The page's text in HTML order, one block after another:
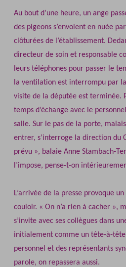
Au bout d’une heure, un ange
des pigeons s’envolent en nuée
clôturées de l’établissement.
directeur de soin et responsable
leurs téléphones pour passer le
la ventilation est interrompu par
visite de la députée est terminée.
temps d’échange avec le
salle. Sur le pas de la porte,
entrer, s’interroge la direction du
prévu », balaie Anne
l’impose, pense‐t‐on
L’arrivée de la presse provoque
couloir. « On n’a rien à cacher »,
s’invite avec ses collègues dans
initialement comme un
personnel et des représentants
parole, on repassera aussi.